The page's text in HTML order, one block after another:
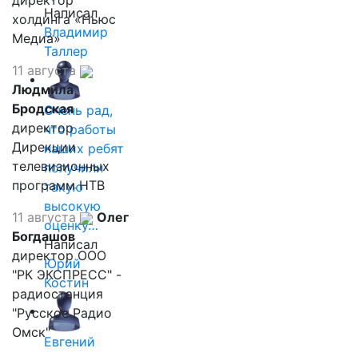
Написал
Владимир
Таллер
Очень рад,
что работы
наших ребят
получили
такую
высокую
оценку…
Написал
Юрий
Костин
Евгений
холдинга «Ньюс
Медиа»
11 августа
Людмила
Бродская
директор
Дирекции
телевизионных
программ НТВ
11 августа
Олег
Богдашов
директор ООО
"РК ЭКСПРЕСС" -
радиостанция
"Русское Радио
Омск"